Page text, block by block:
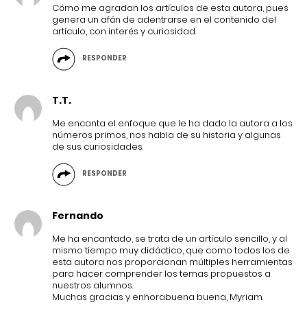
Cómo me agradan los artículos de esta autora, pues
genera un afán de adentrarse en el contenido del
artículo, con interés y curiosidad.
RESPONDER
T.T.
Me encanta el enfoque que le ha dado la autora a los
números primos, nos habla de su historia y algunas
de sus curiosidades.
RESPONDER
Fernando
Me ha encantado, se trata de un artículo sencillo, y al
mismo tiempo muy didáctico, que como todos los de
esta autora nos proporcionan múltiples herramientas
para hacer comprender los temas propuestos a
nuestros alumnos.
Muchas gracias y enhorabuena buena, Myriam.